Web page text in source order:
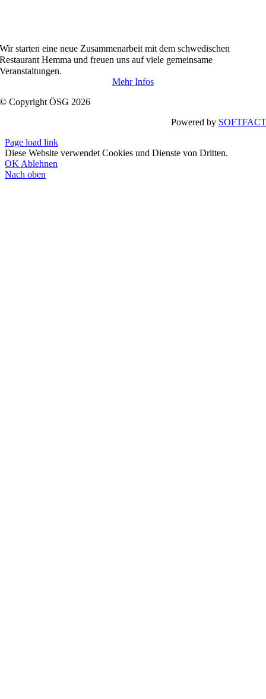
Wir starteneine neue Zusammenarbeit mit dem schwedischen
Restaurant Hemma und freuen uns auf viele gemeinsame
Veranstaltungen.
Mehr Infos
© Copyright ÖSG 2026
Powered by SOFTFACT
Page load link
Diese Website verwendet Cookies und Dienste von Dritten.
OK Ablehnen
Nach oben